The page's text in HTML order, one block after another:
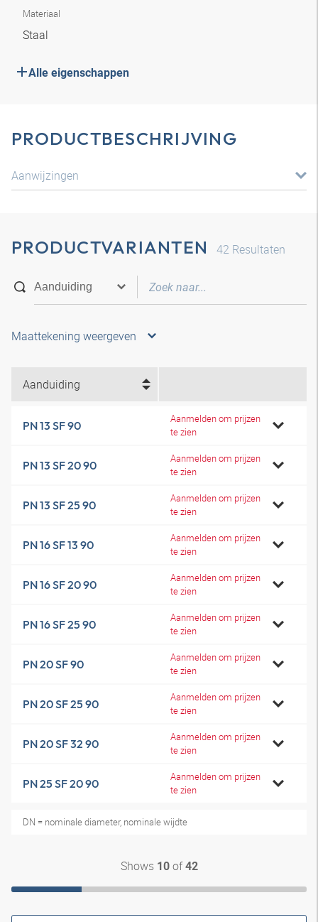
Materiaal
Staal
Alle eigenschappen
PRODUCTBESCHRIJVING
Aanwijzingen
PRODUCTVARIANTEN 42 Resultaten
Maattekening weergeven
Aanduiding
PN 13 SF 90
Aanmelden om prijzen
te zien
PN 13 SF 20 90
Aanmelden om prijzen
te zien
PN 13 SF 25 90
Aanmelden om prijzen
te zien
PN 16 SF 13 90
Aanmelden om prijzen
te zien
PN 16 SF 20 90
Aanmelden om prijzen
te zien
PN 16 SF 25 90
Aanmelden om prijzen
te zien
PN 20 SF 90
Aanmelden om prijzen
te zien
PN 20 SF 25 90
Aanmelden om prijzen
te zien
PN 20 SF 32 90
Aanmelden om prijzen
te zien
PN 25 SF 20 90
Aanmelden om prijzen
te zien
DN = nominale diameter, nominale wijdte
Shows 10of42